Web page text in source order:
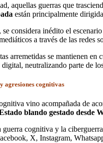
aquellas guerras que
están principalmente
se considera inédito el
a través de las redes
arremetidas se mantienen
neutralizando parte de
agresiones cognitivas
vino acompañada de
blando gestado desde
guerra cognitiva y la
X, Instagram,